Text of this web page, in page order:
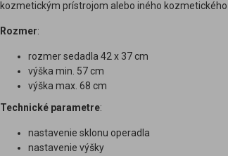
kozmetickým prístrojom alebo iného kozmetického
Rozmer:
rozmer sedadla 42 x 37 cm
výška min. 57 cm
výška max. 68 cm
Technické parametre:
nastavenie sklonu operadla
nastavenie výšky